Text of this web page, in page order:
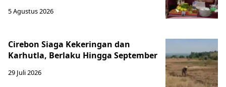
5 Agustus 2026
Cirebon Siaga Kekeringan dan
Karhutla, Berlaku Hingga September
29 Juli 2026